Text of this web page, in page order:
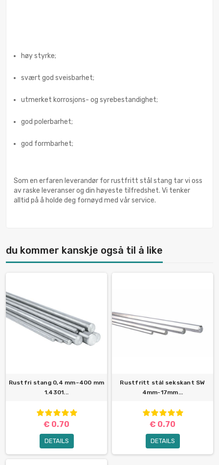
høy styrke;
svært god sveisbarhet;
utmerket korrosjons- og syrebestandighet;
god polerbarhet;
god formbarhet;
Som en erfaren leverandør for rustfritt stål stang tar vi oss
av raske leveranser og din høyeste tilfredshet. Vi tenker
alltid på å holde deg fornøyd med vår service.
du kommer kanskje også til å like
Rustfri stang 0,4 mm–400 mm
1.4301...
€ 0.70
DETAILS
Rustfritt stål sekskant SW
4mm-17mm...
€ 0.70
DETAILS